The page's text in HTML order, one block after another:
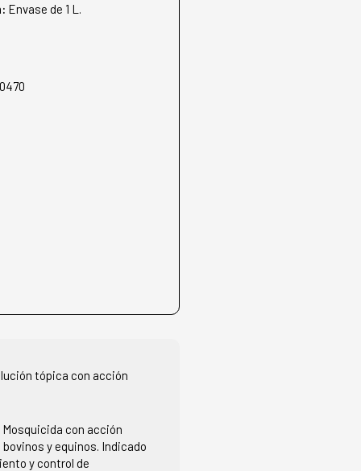
Envase de 1 L.
tópica con acción
Mosquicida con acción
y equinos. Indicado
y control de